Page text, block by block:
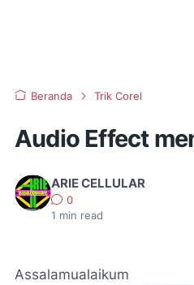
Beranda Trik Corel
Audio Effect
ARIE CELLULAR
0
1 min read
Assalamualaikum